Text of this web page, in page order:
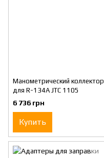
Манометрический коллектор
для R-134A JTC 1105
6 736 грн
Купить